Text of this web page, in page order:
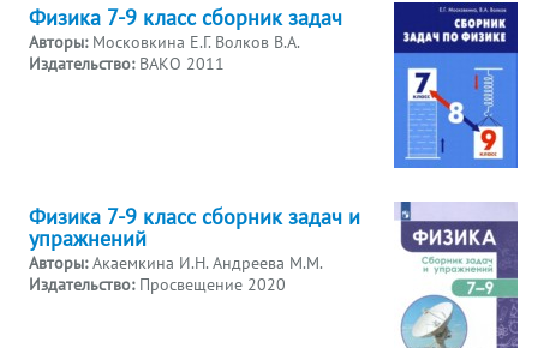
Физика 7-9 класс сборник задач
Авторы: Московкина Е.Г. Волков В.А.
Издательство: ВАКО 2011
Физика 7-9 класс сборник задач и
упражнений
Авторы:Акаемкина И.Н. Андреева М.М.
Издательство: Просвещение 2020